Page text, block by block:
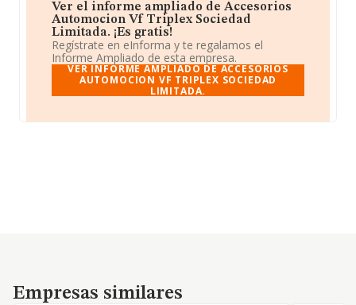
Ver el informe ampliado de Accesorios
Automocion Vf Triplex Sociedad
Limitada. ¡Es gratis!
Regístrate en eInforma y te regalamos el
Informe Ampliado de esta empresa.
VER INFORME AMPLIADO DE ACCESORIOS
AUTOMOCION VF TRIPLEX SOCIEDAD
LIMITADA.
Empresas similares
Empresas similares